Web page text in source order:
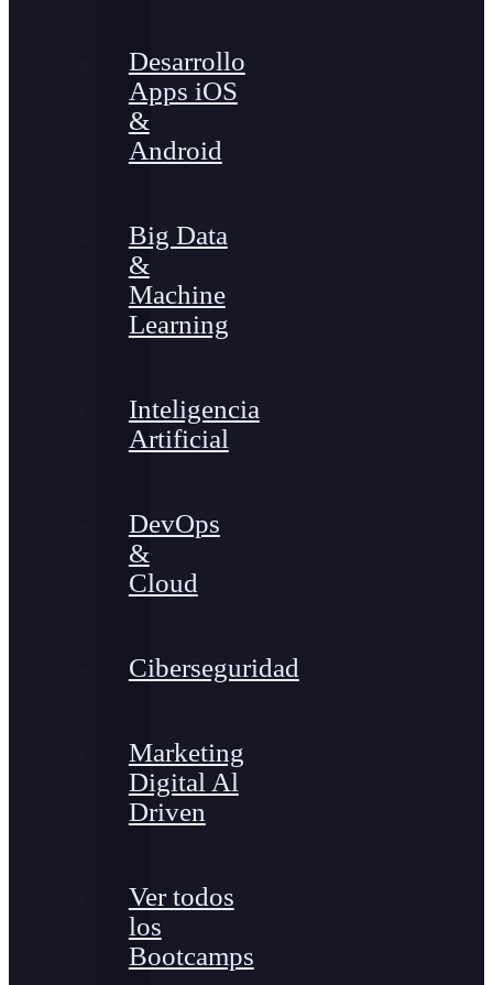
Desarrollo
Apps iOS
&
Android
Big Data
&
Machine
Learning
Inteligencia
Artificial
DevOps
&
Cloud
Ciberseguridad
Marketing
Digital Al
Driven
Ver todos
los
Bootcamps